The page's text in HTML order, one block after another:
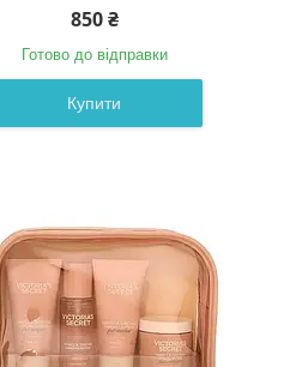
850 ₴
Готово до відправки
Купити